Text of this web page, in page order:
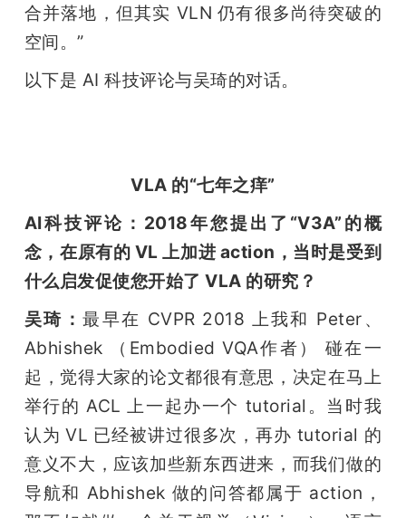
合并落地，但其实 VLN 仍有很多尚待突破的
空间。”
以下是 AI 科技评论与吴琦的对话。
VLA 的“七年之痒”
AI科技评论：2018年您提出了“V3A”的概
念，在原有的 VL 上加进 action，当时是受到
什么启发促使您开始了 VLA 的研究？
吴琦：最早在 CVPR 2018 上我和 Peter、
Abhishek （Embodied VQA作者） 碰在一
起，觉得大家的论文都很有意思，决定在马上
举行的 ACL 上一起办一个 tutorial。当时我
认为 VL 已经被讲过很多次，再办 tutorial 的
意义不大，应该加些新东西进来，而我们做的
导航和 Abhishek 做的问答都属于 action，